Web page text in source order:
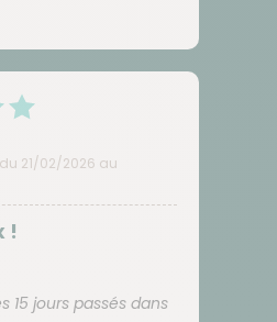
21/02/2026 au
!
15 jours passés dans